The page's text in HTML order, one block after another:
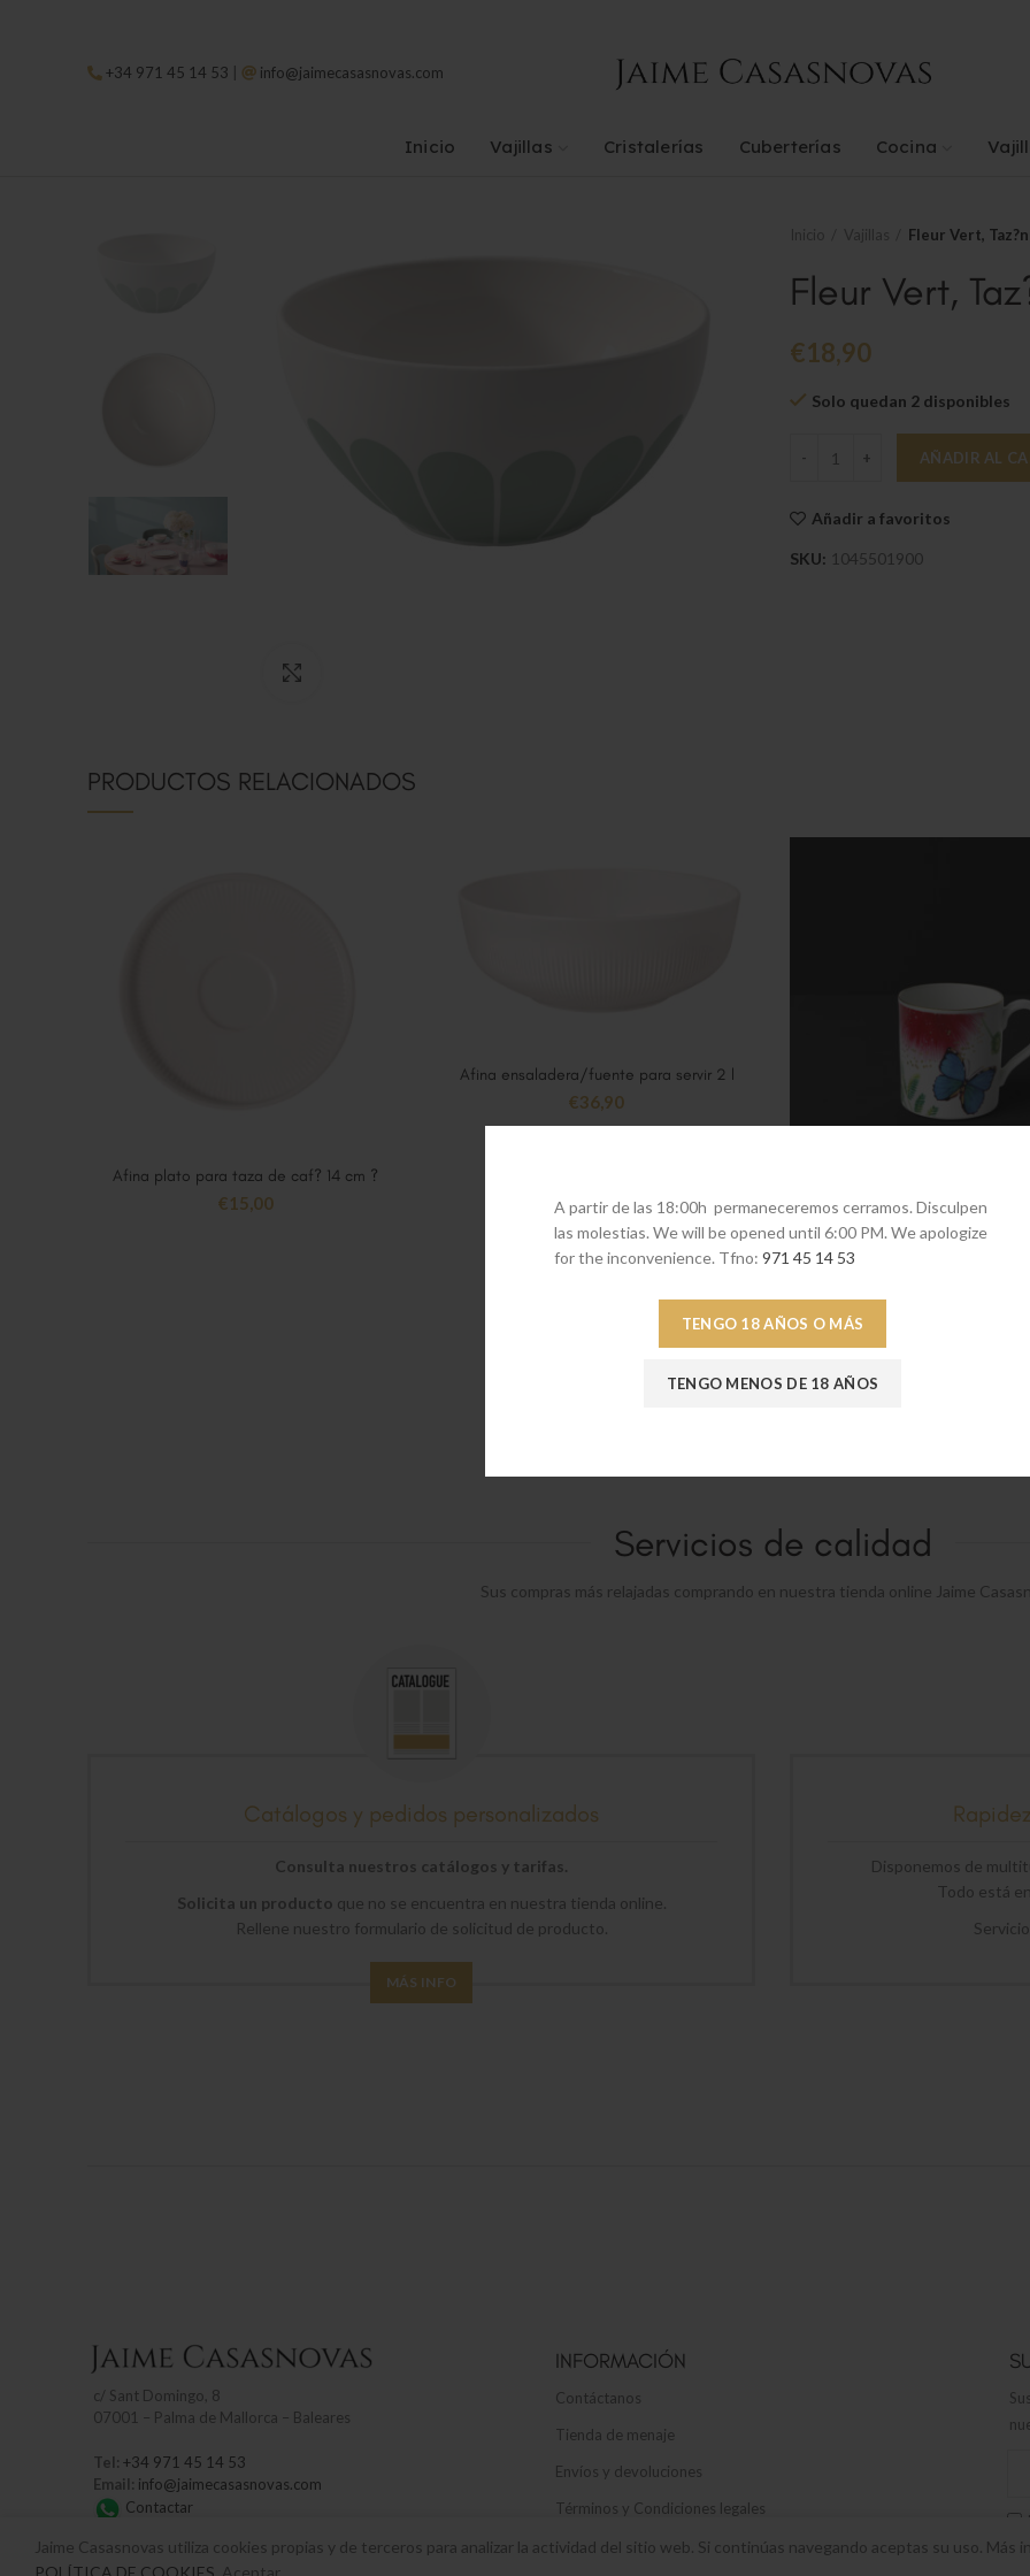
A partir de las 18:00h permaneceremos cerramos. Disculpen
las molestias. We will be opened until 6:00 PM. We apologize
for the inconvenience. Tfno: 971 45 14 53
TENGO 18 AÑOS O MÁS
TENGO MENOS DE 18 AÑOS
+34 971 45 14 53 | info@jaimecasasnovas.com
Inicio Vajillas Cristalerías Cuberterías Cocina
Fleur Vert,
Fleur Vert,
€18,90
Solo quedan 2 disponibles
Fleur Vert, Taz?n para Cereales
AÑADIR AL
Añadir a favoritos
SKU: 1045501900
PRODUCTOS RELACIONADOS
AÑADIR AL CARRITO
Afina plato para taza de caf? 14 cm ?
€15,00
AÑADIR AL CARRITO
Afina ensaladera/fuente para servir 2 l
€36,90
Amazonia taza de café sin
€36,90
Servicios de calidad
Sus compras más relajadas comprando en nuestra tienda online Jaime
Catálogos y pedidos personalizados
Consulta nuestros catálogos y tarifas.
Solicita un producto que no se encuentra en nuestra tienda online.
Rellene nuestro formulario de solicitud de producto.
MÁS INFO
Disponemos de
Todo está
c/ Sant Domingo, 8
07001 – Palma de Mallorca – Baleares
Tel: +34 971 45 14 53
Email: info@jaimecasasnovas.com
Contactar
Horario
INFORMACIÓN
Contáctanos
Tienda de menaje
Envíos y devoluciones
Términos y Condiciones legales
Política de privacidad y cookies
Jaime Casasnovas utiliza cookies propias y de terceros para analizar la actividad del sitio web. Si continúas navegando aceptas su uso. Más
POLÍTICA DE COOKIES . Aceptar